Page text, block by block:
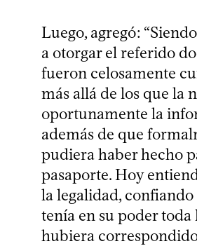
Luego, agregó:
a otorgar el referido
fueron celosamente
más allá de los que la
oportunamente la
además de que
pudiera haber hecho
pasaporte. Hoy
la legalidad,
tenía en su poder
hubiera